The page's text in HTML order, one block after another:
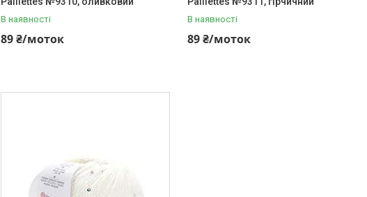
В наявності
89 ₴/моток
В наявності
89 ₴/моток